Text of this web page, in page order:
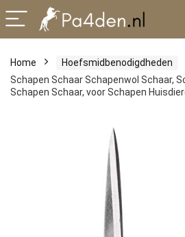
Home Hoefsmidbenodigdheden
Schapen Schaar Schapenwol Schaar,
Schapen Schaar, voor Schapen